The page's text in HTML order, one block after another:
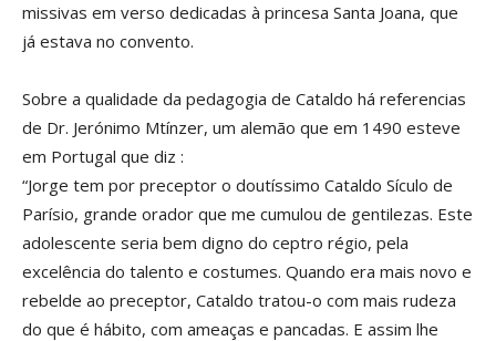
missivas em verso dedicadas à princesa Santa Joana, que
já estava no convento.
Sobre a qualidade da pedagogia de Cataldo há referencias
de Dr. Jerónimo Mtínzer, um alemão que em 1490 esteve
em Portugal que diz :
“Jorge tem por preceptor o doutíssimo Cataldo Sículo de
Parísio, grande orador que me cumulou de gentilezas. Este
adolescente seria bem digno do ceptro régio, pela
excelência do talento e costumes. Quando era mais novo e
rebelde ao preceptor, Cataldo tratou-o com mais rudeza
do que é hábito, com ameaças e pancadas. E assim lhe